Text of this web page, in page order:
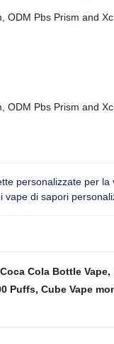
personalizzate per la
di sapori
Coca Cola Bottle Vape,
Puffs, Cube Vape